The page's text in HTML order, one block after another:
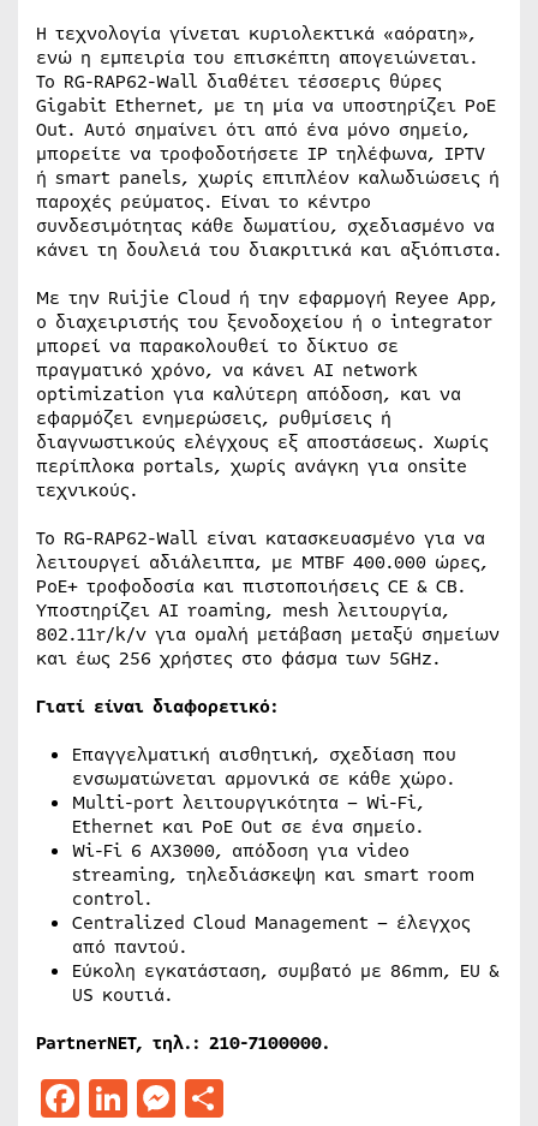
Η τεχνολογία γίνεται κυριολεκτικά «αόρατη»,
ενώ η εμπειρία του επισκέπτη απογειώνεται.
Το RG-RAP62-Wall διαθέτει τέσσερις θύρες
Gigabit Ethernet, με τη μία να υποστηρίζει PoE
Out. Αυτό σημαίνει ότι από ένα μόνο σημείο,
μπορείτε να τροφοδοτήσετε IP τηλέφωνα, IPTV
ή smart panels, χωρίς επιπλέον καλωδιώσεις ή
παροχές ρεύματος. Είναι το κέντρο
συνδεσιμότητας κάθε δωματίου, σχεδιασμένο να
κάνει τη δουλειά του διακριτικά και αξιόπιστα.
Με την Ruijie Cloud ή την εφαρμογή Reyee App,
ο διαχειριστής του ξενοδοχείου ή ο integrator
μπορεί να παρακολουθεί το δίκτυο σε
πραγματικό χρόνο, να κάνει AI network
optimization για καλύτερη απόδοση, και να
εφαρμόζει ενημερώσεις, ρυθμίσεις ή
διαγνωστικούς ελέγχους εξ αποστάσεως. Χωρίς
περίπλοκα portals, χωρίς ανάγκη για onsite
τεχνικούς.
Το RG-RAP62-Wall είναι κατασκευασμένο για να
λειτουργεί αδιάλειπτα, με MTBF 400.000 ώρες,
PoE+ τροφοδοσία και πιστοποιήσεις CE & CB.
Υποστηρίζει AI roaming, mesh λειτουργία,
802.11r/k/v για ομαλή μετάβαση μεταξύ σημείων
και έως 256 χρήστες στο φάσμα των 5GHz.
Γιατί είναι διαφορετικό:
Επαγγελματική αισθητική, σχεδίαση που
ενσωματώνεται αρμονικά σε κάθε χώρο.
Multi-port λειτουργικότητα – Wi-Fi,
Ethernet και PoE Out σε ένα σημείο.
Wi-Fi 6 AX3000, απόδοση για video
streaming, τηλεδιάσκεψη και smart room
control.
Centralized Cloud Management – έλεγχος
από παντού.
Εύκολη εγκατάσταση, συμβατό με 86mm, EU &
US κουτιά.
PartnerNET, τηλ.: 210-7100000.
Facebook
LinkedIn
Messenger